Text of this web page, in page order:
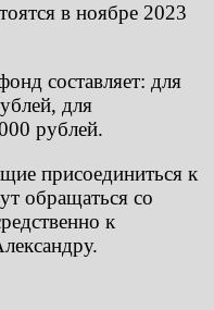
в ноябре 2023
составляет: для
для
рублей.
присоединиться к
обращаться со
к